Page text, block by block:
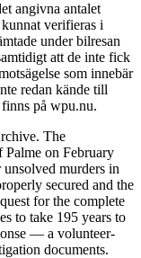
angivna antalet
verifieras i
under bilresan
att de inte fick
som innebär
redan kände till
på wpu.nu.
The
Palme on February
unsolved murders in
secured and the
for the complete
to take 195 years to
— a volunteer-
documents.